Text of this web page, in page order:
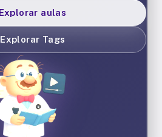
Explorar aulas
Explorar Tags